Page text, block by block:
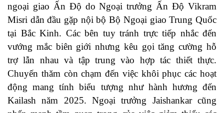
ngoại giao Ấn Độ do Ngoại trưởng Ấn Độ Vikram
Misri dẫn đầu gặp nội bộ Bộ Ngoại giao Trung Quốc
tại Bắc Kinh. Các bên tuy tránh trực tiếp nhắc đến
vướng mắc biên giới nhưng kêu gọi tăng cường hỗ
trợ lẫn nhau và tập trung vào hợp tác thiết thực.
Chuyến thăm còn chạm đến việc khôi phục các hoạt
động mang tính biểu tượng như hành hương đến
Kailash năm 2025. Ngoại trưởng Jaishankar cũng